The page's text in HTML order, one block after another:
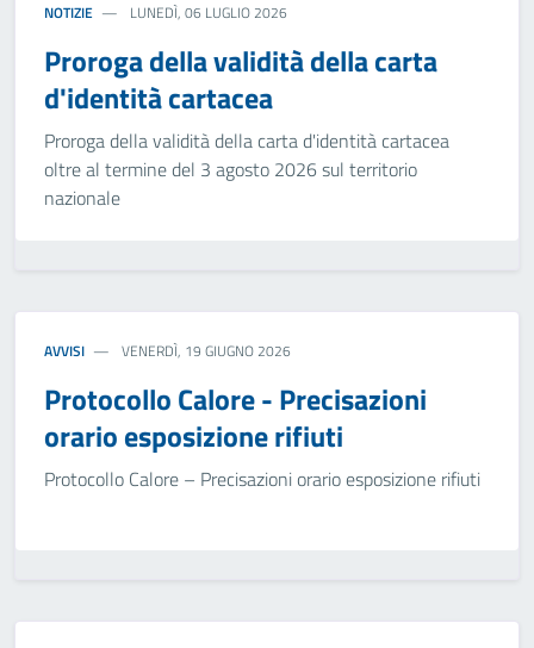
NOTIZIE LUNEDÌ, 06 LUGLIO 2026
Proroga della validità della carta
d'identità cartacea
Proroga della validità della carta d'identità cartacea
oltre al termine del 3 agosto 2026 sul territorio
nazionale
AVVISI VENERDÌ, 19 GIUGNO 2026
Protocollo Calore - Precisazioni
orario esposizione rifiuti
Protocollo Calore – Precisazioni orario esposizione rifiuti